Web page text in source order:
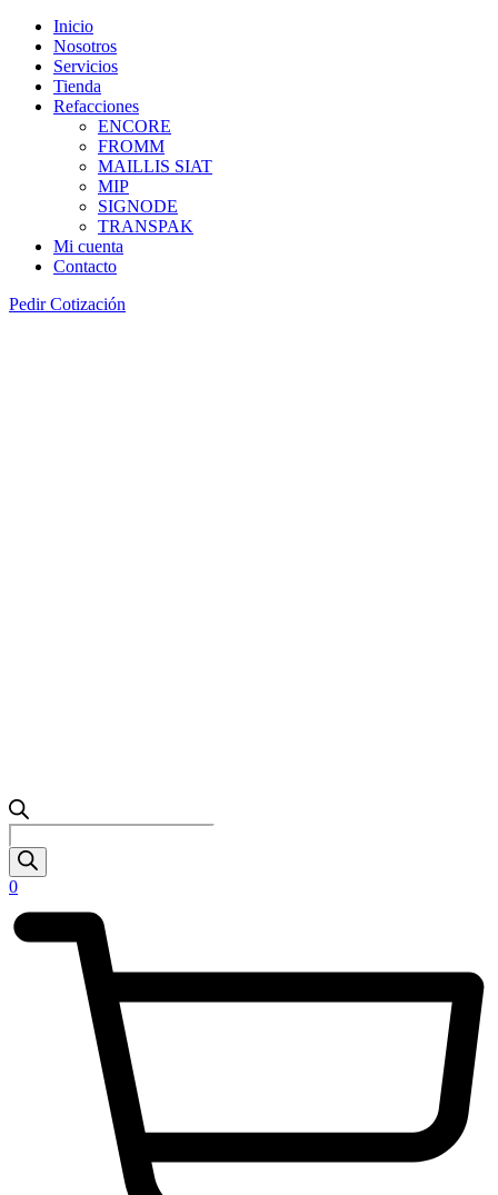
Inicio
Nosotros
Servicios
Tienda
Refacciones
ENCORE
FROMM
MAILLIS SIAT
MIP
SIGNODE
TRANSPAK
Mi cuenta
Contacto
Pedir Cotización
Products
search
0